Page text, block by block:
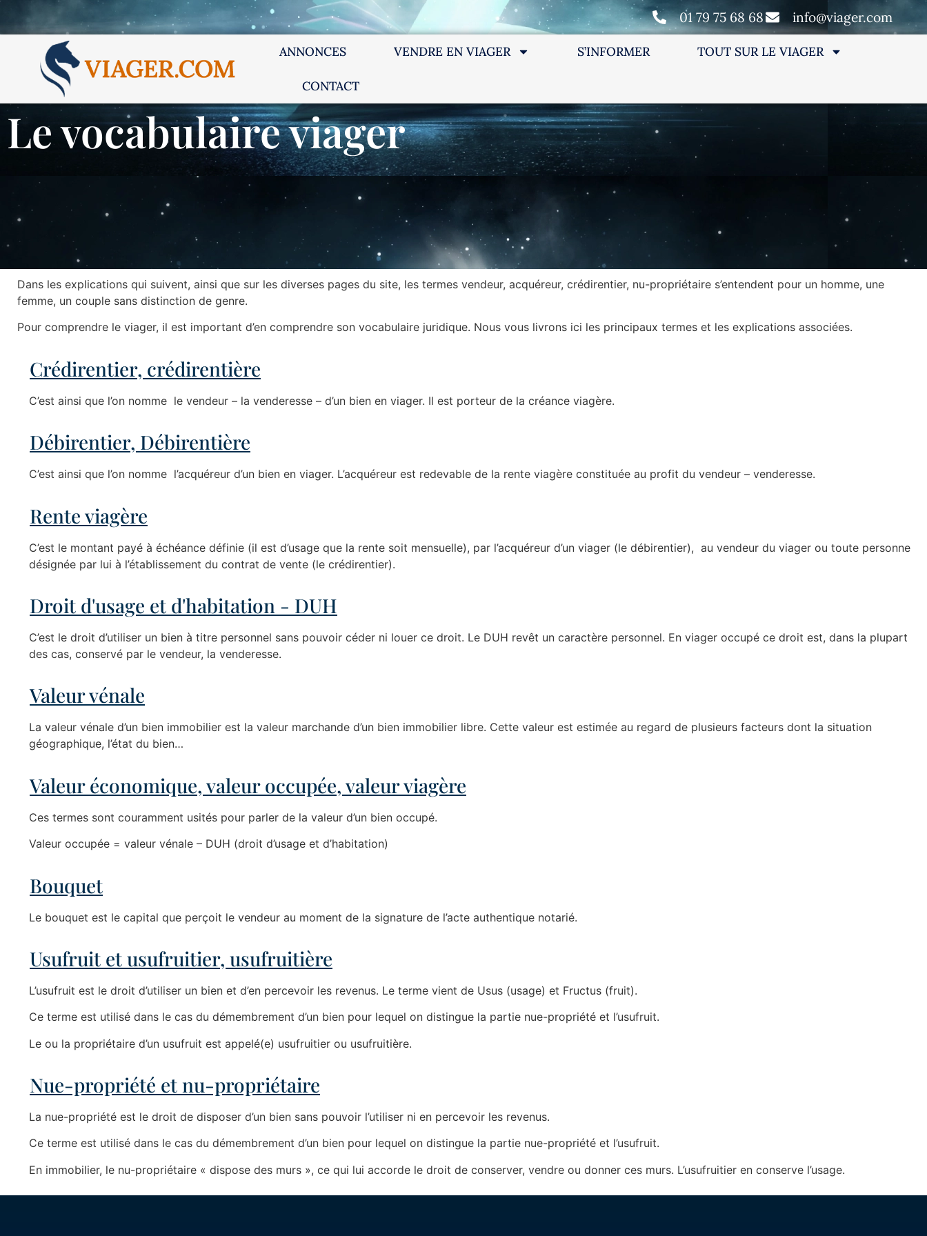
01 79 75 68 68 info@viager.com
ANNONCES VENDRE EN VIAGER S’INFORMER TOUT SUR LE VIAGER
CONTACT
Le vocabulaire viager
Dans les explications qui suivent, ainsi que sur les diverses pages du site, les termes vendeur, acquéreur, crédirentier, nu-propriétaire s’entendent pour un homme, une
femme, un couple sans distinction de genre.
Pour comprendre le viager, il est important d’en comprendre son vocabulaire juridique. Nous vous livrons ici les principaux termes et les explications associées.
Crédirentier, crédirentière
C’est ainsi que l’on nomme le vendeur – la venderesse – d’un bien en viager. Il est porteur de la créance viagère.
Débirentier, Débirentière
C’est ainsi que l’on nomme l’acquéreur d’un bien en viager. L’acquéreur est redevable de la rente viagère constituée au profit du vendeur – venderesse.
Rente viagère
C’est le montant payé à échéance définie (il est d’usage que la rente soit mensuelle), par l’acquéreur d’un viager (le débirentier), au vendeur du viager ou toute personne
désignée par lui à l’établissement du contrat de vente (le crédirentier).
Droit d'usage et d'habitation - DUH
C’est le droit d’utiliser un bien à titre personnel sans pouvoir céder ni louer ce droit. Le DUH revêt un caractère personnel. En viager occupé ce droit est, dans la plupart
des cas, conservé par le vendeur, la venderesse.
Valeur vénale
La valeur vénale d’un bien immobilier est la valeur marchande d’un bien immobilier libre. Cette valeur est estimée au regard de plusieurs facteurs dont la situation
géographique, l’état du bien…
Valeur économique, valeur occupée, valeur viagère
Ces termes sont couramment usités pour parler de la valeur d’un bien occupé.
Valeur occupée = valeur vénale – DUH (droit d’usage et d’habitation)
Bouquet
Le bouquet est le capital que perçoit le vendeur au moment de la signature de l’acte authentique notarié.
Usufruit et usufruitier, usufruitière
L’usufruit est le droit d’utiliser un bien et d’en percevoir les revenus. Le terme vient de Usus (usage) et Fructus (fruit).
Ce terme est utilisé dans le cas du démembrement d’un bien pour lequel on distingue la partie nue-propriété et l’usufruit.
Le ou la propriétaire d’un usufruit est appelé(e) usufruitier ou usufruitière.
Nue-propriété et nu-propriétaire
La nue-propriété est le droit de disposer d’un bien sans pouvoir l’utiliser ni en percevoir les revenus.
Ce terme est utilisé dans le cas du démembrement d’un bien pour lequel on distingue la partie nue-propriété et l’usufruit.
En immobilier, le nu-propriétaire « dispose des murs », ce qui lui accorde le droit de conserver, vendre ou donner ces murs. L’usufruitier en conserve l’usage.